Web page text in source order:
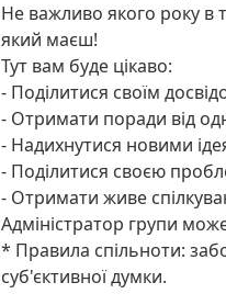
Не важливо якого року в
який маєш!
Тут вам буде цікаво:
- Поділитися своїм
- Отримати поради від
- Надихнутися новими
- Поділитися своєю
- Отримати живе
Адміністратор групи
* Правила спільноти:
суб'єктивної думки.